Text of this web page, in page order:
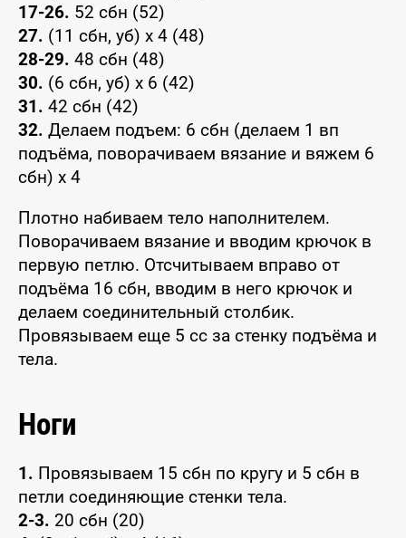
17-26. 52 сбн (52)
27. (11 сбн, уб) x 4 (48)
28-29. 48 сбн (48)
30. (6 сбн, уб) x 6 (42)
31. 42 сбн (42)
32. Делаем подъем: 6 сбн (делаем 1 вп
подъёма, поворачиваем вязание и вяжем 6
сбн) x 4
Плотно набиваем тело наполнителем.
Поворачиваем вязание и вводим крючок в
первую петлю. Отсчитываем вправо от
подъёма 16 сбн, вводим в него крючок и
делаем соединительный столбик.
Провязываем еще 5 сс за стенку подъёма и
тела.
Ноги
1. Провязываем 15 сбн по кругу и 5 сбн в
петли соединяющие стенки тела.
2-3. 20 сбн (20)